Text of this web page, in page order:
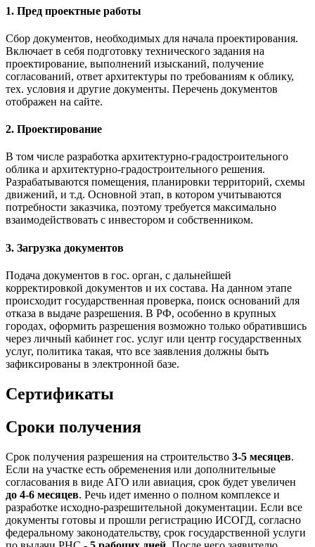
1. Пред проектные работы
Cбор документов, необходимых для начала проектирования.
Включает в себя подготовку технического задания на
проектирование, выполнений изысканий, получение
согласований, ответ архитектуры по требованиям к облику,
тех. условия и другие документы. Перечень документов
отображен на сайте.
2. Проектирование
В том числе разработка архитектурно-градостроительного
облика и архитектурно-градостроительного решения.
Разрабатываются помещения, планировки территорий, схемы
движений, и т.д. Основной этап, в котором учитываются
потребности заказчика, поэтому требуется максимально
взаимодействовать с инвестором и собственником.
3. Загрузка документов
Подача документов в гос. орган, с дальнейшей
корректировкой документов и их состава. На данном этапе
происходит государственная проверка, поиск оснований для
отказа в выдаче разрешения. В РФ, особенно в крупных
городах, оформить разрешения возможно только обратившись
через личный кабинет гос. услуг или центр государственных
услуг, политика такая, что все заявления должны быть
зафиксированы в электронной базе.
Сертификаты
Сроки получения
Срок получения разрешения на строительство 3-5 месяцев.
Если на участке есть обременения или дополнительные
согласования в виде АГО или авиация, срок будет увеличен
до 4-6 месяцев. Речь идет именно о полном комплексе и
разработке исходно-разрешительной документации. Если все
документы готовы и прошли регистрацию ИСОГД, согласно
федеральному законодательству, срок государственной услуги